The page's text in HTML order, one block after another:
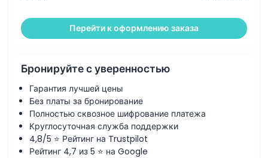
Перейти к оформлению заказа
Бронируйте с уверенностью
Гарантия лучшей цены
Без платы за бронирование
Полностью сквозное шифрование платежа
Круглосуточная служба поддержки
4,8/5 ⭐ Рейтинг на Trustpilot
Рейтинг 4,7 из 5 ⭐ на Google